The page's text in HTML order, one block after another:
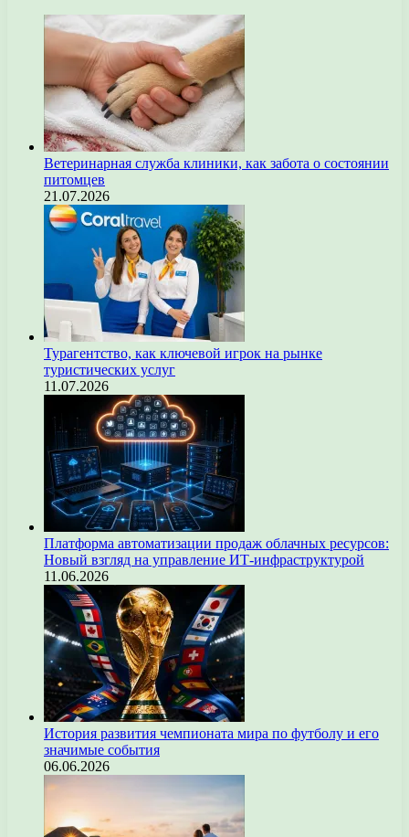
Ветеринарная служба клиники, как забота о состоянии
питомцев
21.07.2026
Турагентство, как ключевой игрок на рынке
туристических услуг
11.07.2026
Платформа автоматизации продаж облачных ресурсов:
Новый взгляд на управление ИТ-инфраструктурой
11.06.2026
История развития чемпионата мира по футболу и его
значимые события
06.06.2026